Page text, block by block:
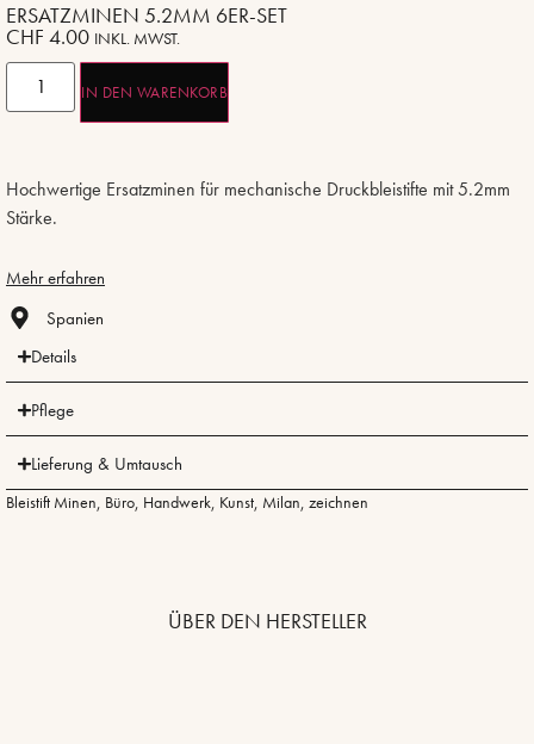
ERSATZMINEN 5.2MM 6ER-SET
CHF 4.00 INKL. MWST.
IN DEN WARENKORB
Hochwertige Ersatzminen für mechanische Druckbleistifte mit 5.2mm
Stärke.
Mehr erfahren
Spanien
Details
Pflege
Lieferung & Umtausch
Bleistift Minen, Büro, Handwerk, Kunst, Milan, zeichnen
ÜBER DEN HERSTELLER